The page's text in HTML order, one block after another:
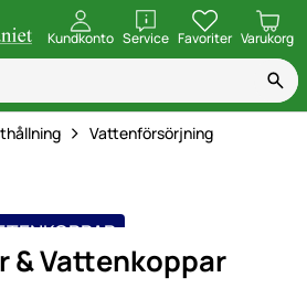
Kundkonto ServiceöppnaFavoriter Varukorg
Utfodring & VårdVattenförsörjning
& Vattenkoppar